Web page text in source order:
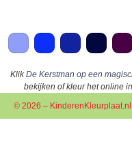
KlikDe Kerstman op een
bekijken of kleur het online
© 2026 – KinderenKleurplaat.nl